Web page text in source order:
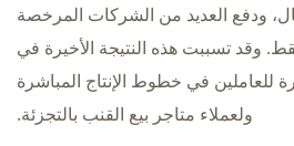
ودفع العديد من الشركات المرخصة
وقد تسببت هذه النتيجة الأخيرة في
للعاملين في خطوط الإنتاج المباشرة
ولعملاء متاجر بيع القنب بالتجزئة.